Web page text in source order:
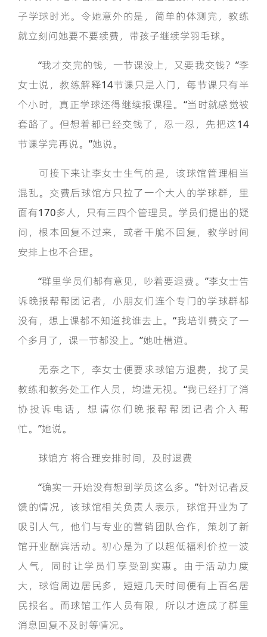
子学球时光。令她意外的是，简单的体测完，教练
就立刻问她要不要续费，带孩子继续学羽毛球。
“我才交完的钱，一节课没上，又要我交钱？”李
女士说，教练解释14节课只是入门，每节课只有半
个小时，真正学球还得继续报课程。“当时就感觉被
套路了。但想着都已经交钱了，忍一忍，先把这14
节课学完再说。”她说。
可接下来让李女士生气的是，该球馆管理相当
混乱。交费后球馆方只拉了一个大人的学球群，里
面有170多人，只有三四个管理员。学员们提出的疑
问，根本回复不过来，或者干脆不回复，教学时间
安排上也不合理。
“群里学员们都有意见，吵着要退费。”李女士告
诉晚报帮帮团记者，小朋友们连个专门的学球群都
没有，想上课都不知道找谁去上。“我培训费交了一
个多月了，课一节都没上。”她吐槽道。
无奈之下，李女士便要求球馆方退费，找了吴
教练和教务处工作人员，均遭无视。“我已经打了消
协投诉电话，想请你们晚报帮帮团记者介入帮
忙。”她说。
球馆方 将合理安排时间，及时退费
“确实一开始没有想到学员这么多。”针对记者反
馈的情况，该球馆相关负责人表示，球馆开业为了
吸引人气，他们与专业的营销团队合作，策划了新
馆开业酬宾活动。初心是为了以超低福利价拉一波
人气，同时让学员们享受到实惠。由于活动力度
大，球馆周边居民多，短短几天时间便有上百名居
民报名。而球馆工作人员有限，所以才造成了群里
消息回复不及时等情况。